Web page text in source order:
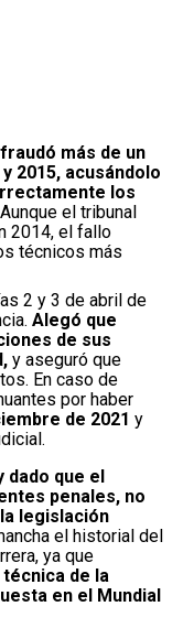
más de un
2015, acusándolo
los
Aunque el tribunal
2014, el fallo
técnicos más
2 y 3 de abril de
Alegó que
de sus
y aseguró que
En caso de
por haber
de 2021 y
que el
penales, no
legislación
el historial del
ya que
de la
en el Mundial